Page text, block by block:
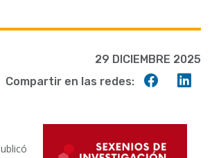
29 DICIEMBRE 2025
Compartir en las redes: